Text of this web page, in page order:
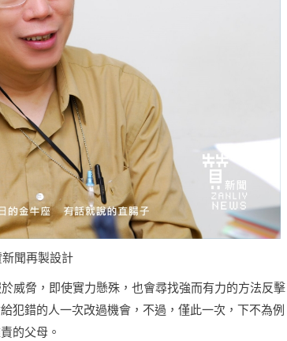
聞再製設計
威脅，即使實力懸殊，也會尋找強而有力的方法反
犯錯的人一次改過機會，不過，僅此一次，下不為
的父母。